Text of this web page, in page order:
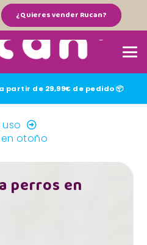
¿Quieres vender Rucan?
partir de 29,99€ de pedido 📦
otoño
perros en